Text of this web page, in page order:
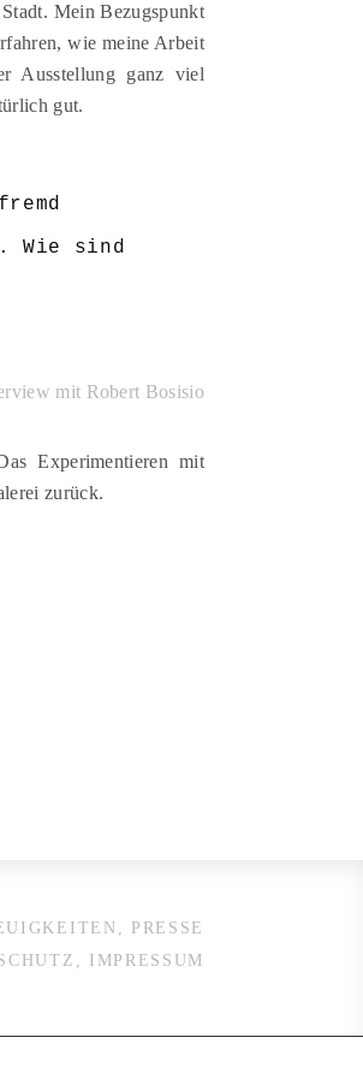
Mein Bezugspunkt
wie meine Arbeit
Ausstellung ganz viel
gut.
Wie sind
Experimentieren mit
zurück.
PRESSE
IMPRESSUM